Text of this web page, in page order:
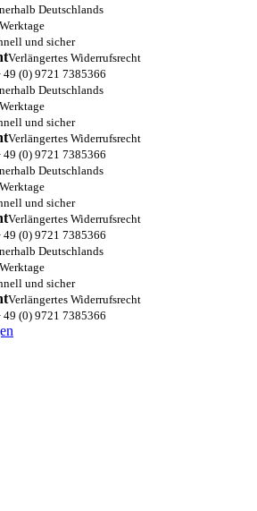
Deutschlands
und sicher
Verlängertes Widerrufsrecht
49 (0) 9721 7385366
Deutschlands
und sicher
Verlängertes Widerrufsrecht
49 (0) 9721 7385366
Deutschlands
und sicher
Verlängertes Widerrufsrecht
49 (0) 9721 7385366
Deutschlands
und sicher
Verlängertes Widerrufsrecht
49 (0) 9721 7385366